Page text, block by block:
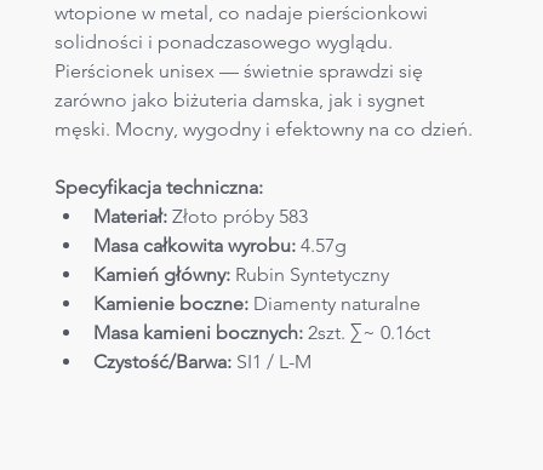
wtopione w metal, co nadaje pierścionkowi
solidności i ponadczasowego wyglądu.
Pierścionek unisex — świetnie sprawdzi się
zarówno jako biżuteria damska, jak i sygnet
męski. Mocny, wygodny i efektowny na co dzień.
Specyfikacja techniczna:
Materiał: Złoto próby 583
Masa całkowita wyrobu: 4.57g
Kamień główny: Rubin Syntetyczny
Kamienie boczne: Diamenty naturalne
Masa kamieni bocznych: 2szt. ∑~ 0.16ct
Czystość/Barwa: SI1 / L-M